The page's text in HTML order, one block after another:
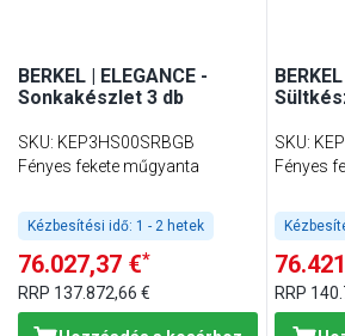
BERKEL | ELEGANCE -
Sonkakészlet 3 db
SKU: KEP3HS00SRBGB
Fényes fekete műgyanta
Kézbesítési idő: 1 - 2 hetek
76.027,37 €*
RRP 137.872,66 €
SKU:
Fényes
RRP